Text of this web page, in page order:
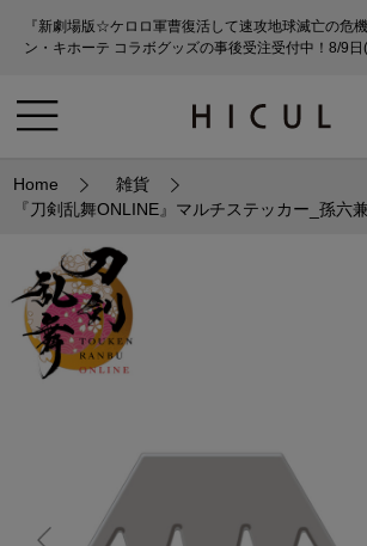
『新劇場版☆ケロロ軍曹復活して速攻地球滅亡の危
ン・キホーテ コラボグッズの事後受注受付中！8/9日(
Home
雑貨
『刀剣乱舞ONLINE』マルチステッカー_孫六